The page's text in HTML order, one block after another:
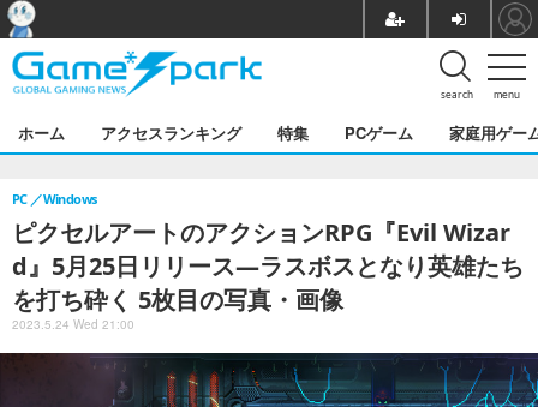
menu
search
ホーム アクセスランキング 特集 PCゲーム 家庭用ゲー
ピクセルアートのアクションRPG『Evil Wizar
d』5月25日リリース―ラスボスとなり英雄たち
を打ち砕く 5枚目の写真・画像
PC Windows
2023.5.24 Wed 21:00